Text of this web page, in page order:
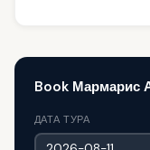
Book Мармарис
ДАТА ТУРА